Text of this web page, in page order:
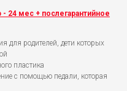
24 мес + послегарантийное
для родителей, дети которых
пластика
с помощью педали, которая